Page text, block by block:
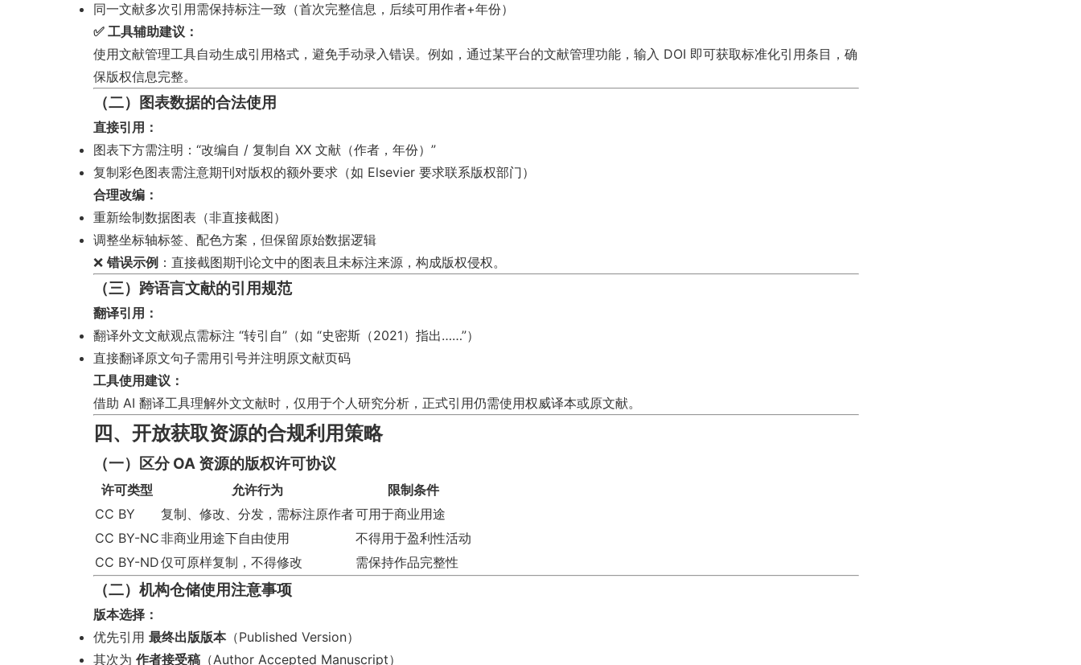
同一文献多次引用需保持标注一致（首次完整信息，后续可用作者+年份）
✅ 工具辅助建议：
使用文献管理工具自动生成引用格式，避免手动录入错误。例如，通过某平台的文献管理功能，输入 DOI 即可获取标准化引用条目，确
保版权信息完整。
（二）图表数据的合法使用
直接引用：
图表下方需注明：“改编自 / 复制自 XX 文献（作者，年份）”
复制彩色图表需注意期刊对版权的额外要求（如 Elsevier 要求联系版权部门）
合理改编：
重新绘制数据图表（非直接截图）
调整坐标轴标签、配色方案，但保留原始数据逻辑
❌ 错误示例 ：直接截图期刊论文中的图表且未标注来源，构成版权侵权。
（三）跨语言文献的引用规范
翻译引用：
翻译外文文献观点需标注 “转引自”（如 “史密斯（2021）指出……”）
直接翻译原文句子需用引号并注明原文献页码
工具使用建议：
借助 AI 翻译工具理解外文文献时，仅用于个人研究分析，正式引用仍需使用权威译本或原文献。
四、开放获取资源的合规利用策略
（一）区分 OA 资源的版权许可协议
许可类型 允许行为
限制条件
CC BY
复制、修改、分发，需标注原作者可用于商业用途
CC BY-NC非商业用途下自由使用
不得用于盈利性活动
CC BY-ND仅可原样复制，不得修改 需保持作品完整性
（二）机构仓储使用注意事项
版本选择：
优先引用 最终出版版本（Published Version）
其次为 作者接受稿 （Author Accepted Manuscript）